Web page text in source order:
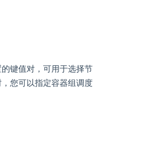
键值对，可用于选择节
您可以指定容器组调度